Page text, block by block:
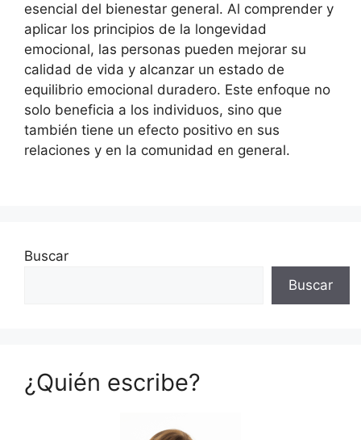
esencial del bienestar general. Al comprender y
aplicar los principios de la longevidad
emocional, las personas pueden mejorar su
calidad de vida y alcanzar un estado de
equilibrio emocional duradero. Este enfoque no
solo beneficia a los individuos, sino que
también tiene un efecto positivo en sus
relaciones y en la comunidad en general.
Buscar
Buscar
¿Quién escribe?